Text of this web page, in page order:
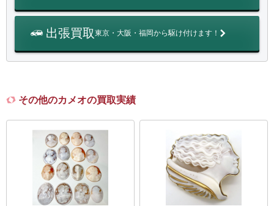
出張買取東京・大阪・福岡から駆け付けます！
その他のカメオの買取実績